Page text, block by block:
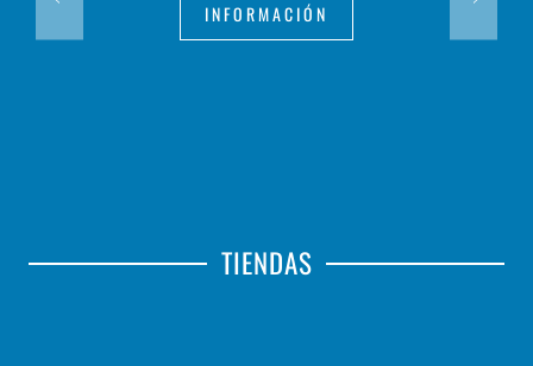
INFORMACIÓN
TIENDAS